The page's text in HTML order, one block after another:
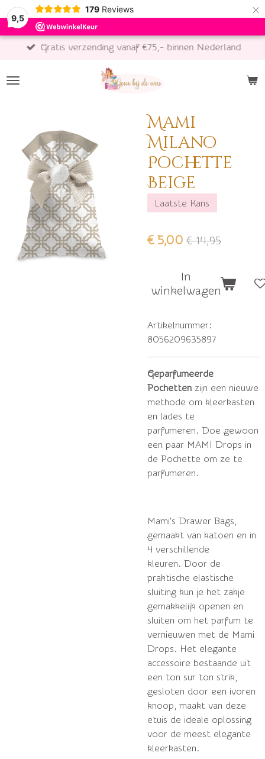
9,5
179 Reviews ×
Gratis verzending vanaf €75,- binnen Nederland
Mami
Milano
Pochette
Beige
Laatste Kans
€ 5,00 € 14,95
In
winkelwagen
Artikelnummer:
8056209635897
Geparfumeerde
Pochetten zijn een nieuwe
methode om kleerkasten
en lades te
parfumeren. Doe gewoon
een paar MAMI Drops in
de Pochette om ze te
parfumeren.
Mami's Drawer Bags,
gemaakt van katoen en in
4 verschillende
kleuren. Door de
praktische elastische
sluiting kun je het zakje
gemakkelijk openen en
sluiten om het parfum te
vernieuwen met de Mami
Drops. Het elegante
accessoire bestaande uit
een ton sur ton strik,
gesloten door een ivoren
knoop, maakt van deze
etuis de ideale oplossing
voor de meest elegante
kleerkasten.